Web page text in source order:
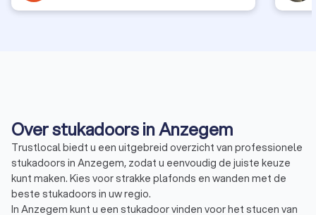
Over stukadoors in Anzegem
Trustlocal biedt u een uitgebreid overzicht van professionele
stukadoors in Anzegem, zodat u eenvoudig de juiste keuze
kunt maken. Kies voor strakke plafonds en wanden met de
beste stukadoors in uw regio.
In Anzegem kunt u een stukadoor vinden voor het stucen van